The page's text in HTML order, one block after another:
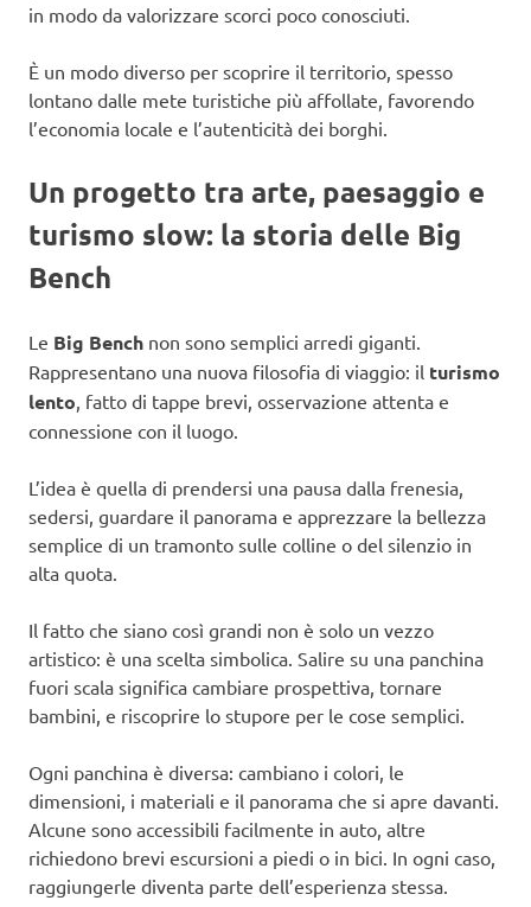
in modo da valorizzare scorci poco conosciuti.
È un modo diverso per scoprire il territorio, spesso
lontano dalle mete turistiche più affollate, favorendo
l’economia locale e l’autenticità dei borghi.
Un progetto tra arte, paesaggio e
turismo slow: la storia delle Big
Bench
Le Big Bench non sono semplici arredi giganti.
Rappresentano una nuova filosofia di viaggio: il turismo
lento, fatto di tappe brevi, osservazione attenta e
connessione con il luogo.
L’idea è quella di prendersi una pausa dalla frenesia,
sedersi, guardare il panorama e apprezzare la bellezza
semplice di un tramonto sulle colline o del silenzio in
alta quota.
Il fatto che siano così grandi non è solo un vezzo
artistico: è una scelta simbolica. Salire su una panchina
fuori scala significa cambiare prospettiva, tornare
bambini, e riscoprire lo stupore per le cose semplici.
Ogni panchina è diversa: cambiano i colori, le
dimensioni, i materiali e il panorama che si apre davanti.
Alcune sono accessibili facilmente in auto, altre
richiedono brevi escursioni a piedi o in bici. In ogni caso,
raggiungerle diventa parte dell’esperienza stessa.